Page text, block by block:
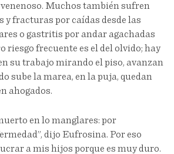
Muchos también sufren
y fracturas por caídas desde las
o gastritis por andar agachadas
riesgo frecuente es el del olvido; hay
su trabajo mirando el piso, avanzan
sube la marea, en la puja, quedan
ahogados.
en lo manglares: por
dijo Eufrosina. Por eso
a mis hijos porque es muy duro.